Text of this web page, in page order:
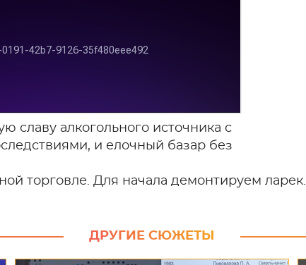
славу алкогольного источника с
и елочный базар без
торговле. Для начала демонтируем ларек.
ДРУГИЕ СЮЖЕТЫ